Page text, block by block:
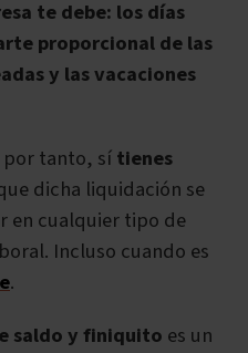
te debe: los días
proporcional de las
y las vacaciones
por tanto, sítienes
dicha liquidación se
en cualquier tipo de
Incluso cuando es
.
saldo y finiquito es un